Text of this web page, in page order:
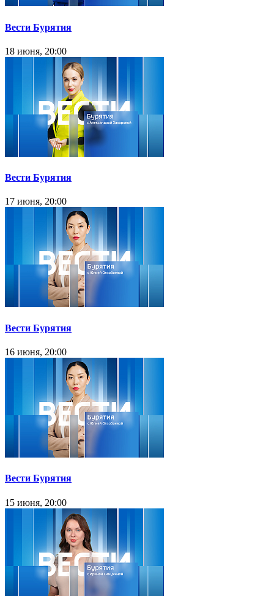
Вести Бурятия
18 июня, 20:00
Вести Бурятия
17 июня, 20:00
Вести Бурятия
16 июня, 20:00
Вести Бурятия
15 июня, 20:00